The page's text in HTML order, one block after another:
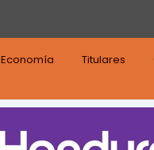
Economía Titulares